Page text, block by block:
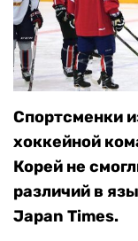
Спортсменки
хоккейной
Корей не
различий в
Japan Times.